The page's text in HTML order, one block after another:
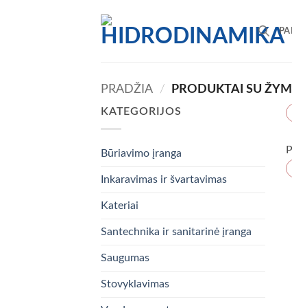
PRADŽIA / PRODUKTAI SU
KATEGORIJOS
Būriavimo įranga
Inkaravimas ir švartavimas
Kateriai
Santechnika ir sanitarinė įranga
Saugumas
Stovyklavimas